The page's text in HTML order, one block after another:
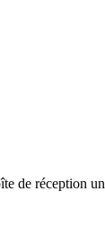
de réception